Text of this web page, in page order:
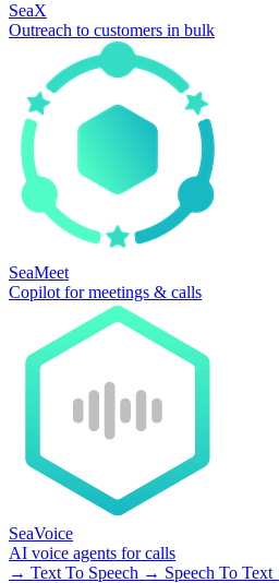
SeaX
Outreach to customers in bulk
SeaMeet
Copilot for meetings & calls
SeaVoice
AI voice agents for calls
→ Text To Speech → Speech To Text